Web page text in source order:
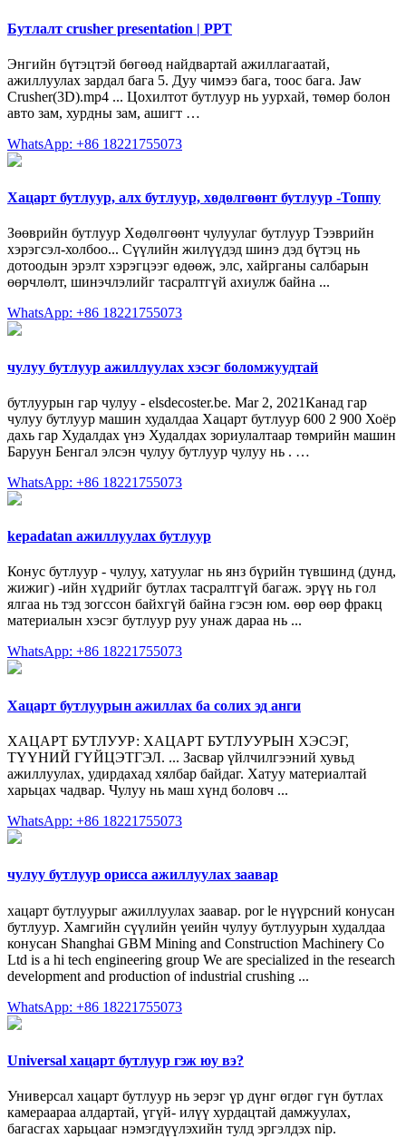
Бутлалт crusher presentation | PPT
Энгийн бүтэцтэй бөгөөд найдвартай ажиллагаатай,
ажиллуулах зардал бага 5. Дуу чимээ бага, тоос бага. Jaw
Crusher(3D).mp4 ... Цохилтот бутлуур нь уурхай, төмөр болон
авто зам, хурдны зам, ашигт …
WhatsApp: +86 18221755073
Хацарт бутлуур, алх бутлуур, хөдөлгөөнт бутлуур -Топпу
Зөөврийн бутлуур Хөдөлгөөнт чулуулаг бутлуур Тээврийн
хэрэгсэл-холбоо... Сүүлийн жилүүдэд шинэ дэд бүтэц нь
дотоодын эрэлт хэрэгцээг өдөөж, элс, хайрганы салбарын
өөрчлөлт, шинэчлэлийг тасралтгүй ахиулж байна ...
WhatsApp: +86 18221755073
чулуу бутлуур ажиллуулах хэсэг боломжуудтай
бутлуурын гар чулуу - elsdecoster.be. Mar 2, 2021Канад гар
чулуу бутлуур машин худалдаа Хацарт бутлуур 600 2 900 Хоёр
дахь гар Худалдах үнэ Худалдах зориулалтаар төмрийн машин
Баруун Бенгал элсэн чулуу бутлуур чулуу нь . …
WhatsApp: +86 18221755073
kepadatan ажиллуулах бутлуур
Конус бутлуур - чулуу, хатуулаг нь янз бүрийн түвшинд (дунд,
жижиг) -ийн хүдрийг бутлах тасралтгүй багаж. эрүү нь гол
ялгаа нь тэд зогссон байхгүй байна гэсэн юм. өөр өөр фракц
материалын хэсэг бутлуур руу унаж дараа нь ...
WhatsApp: +86 18221755073
Хацарт бутлуурын ажиллах ба солих эд анги
ХАЦАРТ БУТЛУУР: ХАЦАРТ БУТЛУУРЫН ХЭСЭГ,
ТҮҮНИЙ ГҮЙЦЭТГЭЛ. ... Засвар үйлчилгээний хувьд
ажиллуулах, удирдахад хялбар байдаг. Хатуу материалтай
харьцах чадвар. Чулуу нь маш хүнд боловч ...
WhatsApp: +86 18221755073
чулуу бутлуур орисса ажиллуулах заавар
хацарт бутлуурыг ажиллуулах заавар. por le нүүрсний конусан
бутлуур. Хамгийн сүүлийн үеийн чулуу бутлуурын худалдаа
конусан Shanghai GBM Mining and Construction Machinery Co
Ltd is a hi tech engineering group We are specialized in the research
development and production of industrial crushing ...
WhatsApp: +86 18221755073
Universal хацарт бутлуур гэж юу вэ?
Универсал хацарт бутлуур нь эерэг үр дүнг өгдөг гүн бутлах
камераараа алдартай, үгүй- илүү хурдацтай дамжуулах,
багасгах харьцааг нэмэгдүүлэхийн тулд эргэлдэх nip.